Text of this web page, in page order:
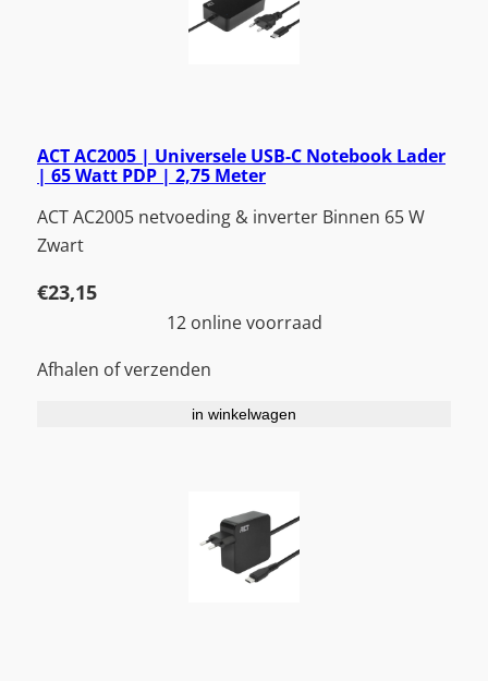
ACT AC2005 | Universele USB-C Notebook Lader
| 65 Watt PDP | 2,75 Meter
ACT AC2005 netvoeding & inverter Binnen 65 W
Zwart
€23,15
12 online voorraad
Afhalen of verzenden
in winkelwagen